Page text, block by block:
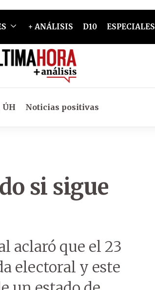
+ ANÁLISIS D10 ESPECIALES
Noticias positivas
si sigue
aclaró que el 23
electoral y este